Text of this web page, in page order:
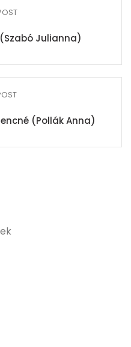
Julianna)
(Pollák Anna)